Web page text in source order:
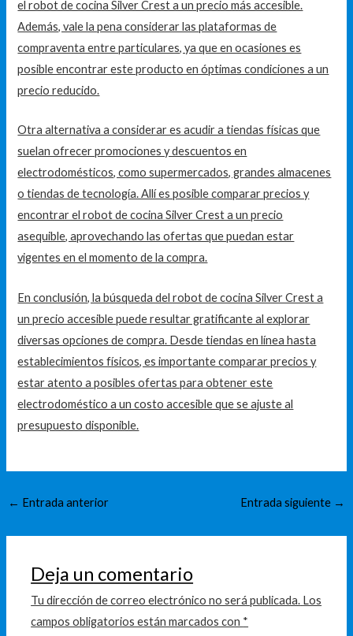
el robot de cocina Silver Crest a un precio más accesible.
Además, vale la pena considerar las plataformas de
compraventa entre particulares, ya que en ocasiones es
posible encontrar este producto en óptimas condiciones a un
precio reducido.
Otra alternativa a considerar es acudir a tiendas físicas que
suelan ofrecer promociones y descuentos en
electrodomésticos, como supermercados, grandes almacenes
o tiendas de tecnología. Allí es posible comparar precios y
encontrar el robot de cocina Silver Crest a un precio
asequible, aprovechando las ofertas que puedan estar
vigentes en el momento de la compra.
En conclusión, la búsqueda del robot de cocina Silver Crest a
un precio accesible puede resultar gratificante al explorar
diversas opciones de compra. Desde tiendas en línea hasta
establecimientos físicos, es importante comparar precios y
estar atento a posibles ofertas para obtener este
electrodoméstico a un costo accesible que se ajuste al
presupuesto disponible.
← Entrada anterior Entrada siguiente →
Deja un comentario
Tu dirección de correo electrónico no será publicada. Los
campos obligatorios están marcados con *